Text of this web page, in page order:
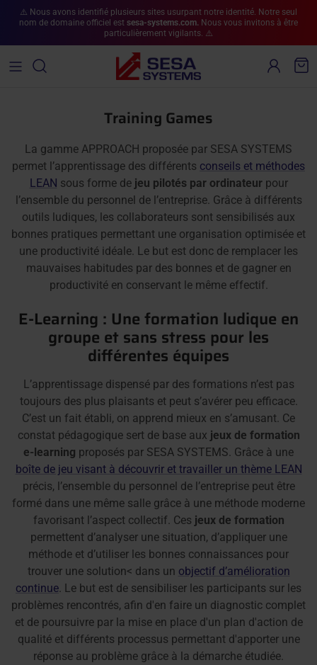
Aller au contenu
⚠️ Nous avons identifié plusieurs sites usurpant notre identité. Notre seul
nom de domaine officiel est sesa-systems.com. Nous vous invitons à être
particulièrement vigilants. ⚠️
Compte
Training Games
La gamme APPROACH proposée par SESA SYSTEMS
permet l’apprentissage des différents conseils et méthodes
LEAN sous forme de jeu pilotés par ordinateurpour
l’ensemble du personnel de l’entreprise. Grâce à différents
outils ludiques, les collaborateurs sont sensibilisés aux
bonnes pratiques permettant une organisation optimisée et
une productivité idéale. Le but est donc de remplacer les
mauvaises habitudes par des bonnes et de gagner en
productivité en conservant le même effectif.
E-Learning : Une formation ludique en
groupe et sans stress pour les
différentes équipes
L’apprentissage dispensé par des formations n’est pas
toujours des plus plaisants et peut s’avérer peu efficace.
C’est un fait établi, on apprend mieux en s’amusant. Ce
constat pédagogique sert de base aux jeux de formation
e-learning proposés par SESA SYSTEMS. Grâce à une
boîte de jeu visant à découvrir et travailler un thème LEAN
précis, l’ensemble du personnel de l’entreprise peut être
formé dans une même salle grâce à une méthode moderne
favorisant l’aspect collectif. Ces jeux de formation
permettent d’analyser une situation, d’appliquer une
méthode et d’utiliser les bonnes connaissances pour
trouver une solution< dans un objectif d’amélioration
continue . Le but est de sensibiliser les participants sur les
problèmes rencontrés, afin d'en faire un diagnostic complet
et de poursuivre par la mise en place d'un plan d'action de
qualité et différents processus permettant d'apporter une
réponse au problème grâce à la démarche étudiée.